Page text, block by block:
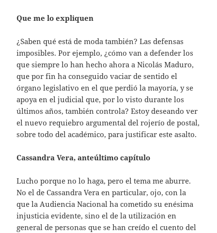
Que me lo expliquen
¿Saben qué está de moda también? Las defensas
imposibles. Por ejemplo, ¿cómo van a defender los
que siempre lo han hecho ahora a Nicolás Maduro,
que por fin ha conseguido vaciar de sentido el
órgano legislativo en el que perdió la mayoría, y se
apoya en el judicial que, por lo visto durante los
últimos años, también controla? Estoy deseando ver
el nuevo requiebro argumental del rojerío de postal,
sobre todo del académico, para justificar este asalto.
Cassandra Vera, anteúltimo capítulo
Lucho porque no lo haga, pero el tema me aburre.
No el de Cassandra Vera en particular, ojo, con la
que la Audiencia Nacional ha cometido su enésima
injusticia evidente, sino el de la utilización en
general de personas que se han creído el cuento del